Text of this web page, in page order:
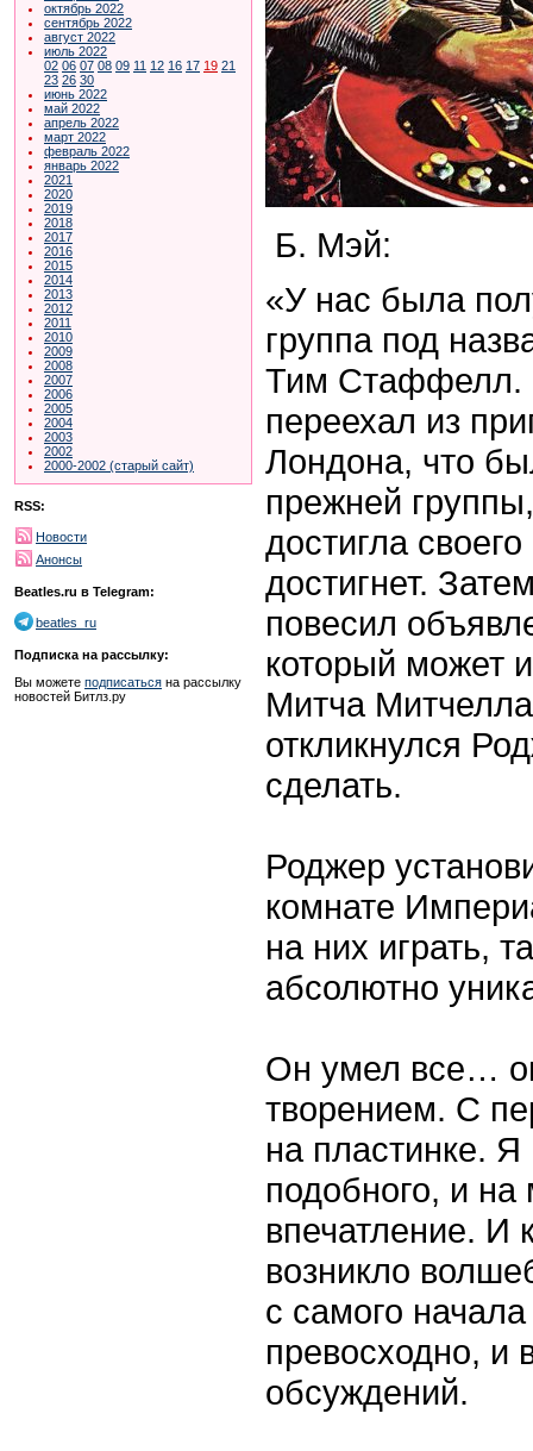
октябрь 2022
сентябрь 2022
август 2022
июль 2022
02 06 07 08 09 11 12 16 17 19 21
23 26 30
июнь 2022
май 2022
апрель 2022
март 2022
февраль 2022
январь 2022
2021
2020
2019
2018
2017
2016
2015
2014
2013
2012
2011
2010
2009
2008
2007
2006
2005
2004
2003
2002
2000-2002 (старый сайт)
RSS:
Новости
Анонсы
Beatles.ru в Telegram:
beatles_ru
Подписка на рассылку:
Вы можете подписаться на рассылку
новостей Битлз.ру
Б. Мэй:
«У нас была
группа под
Тим Стаффелл.
переехал из
Лондона, что
прежней
достигла
достигнет.
повесил
который может
Митча
откликнулся
сделать.
Роджер
комнате
на них играть,
абсолютно
Он умел все…
творением. С
на пластинке.
подобного, и
впечатление. И
возникло
с самого
превосходно, и
обсуждений.